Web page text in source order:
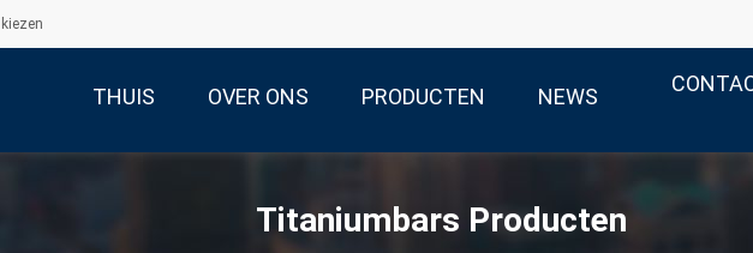
THUIS OVER ONS PRODUCTEN NEWS
Titaniumbars Producten